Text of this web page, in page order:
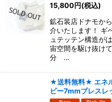
15,800円(税込)
鉱石装店ドナモか
介いたします！ ギ
ュテッテン構造が
宙空間を駆け抜け
分 …
★送料無料★ エネ
ビー7mmブレスレ